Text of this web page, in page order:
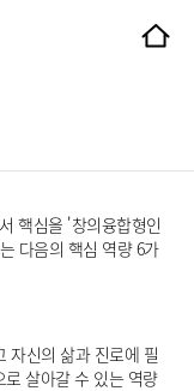
핵심을 '창의융합형인
다음의 핵심 역량 6가
자신의 삶과 진로에 필
살아갈 수 있는 역량